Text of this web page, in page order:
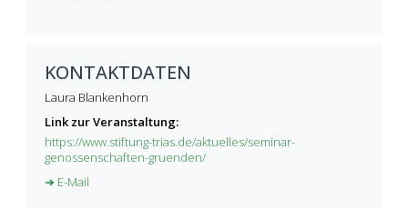
KONTAKTDATEN
Laura Blankenhorn
Link zur Veranstaltung:
https://www.stiftung-trias.de/aktuelles/seminar-
genossenschaften-gruenden/
➜ E-Mail